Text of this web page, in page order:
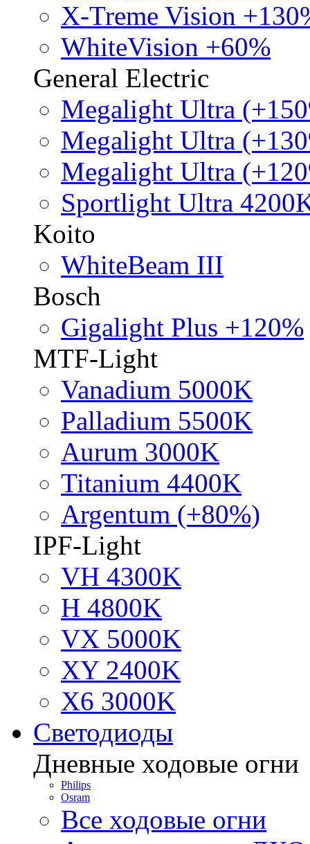
X-Treme Vision
WhiteVision +60%
General Electric
Megalight Ultra
Megalight Ultra
Megalight Ultra
Sportlight Ultra
Koito
WhiteBeam III
Bosch
Gigalight Plus +120%
MTF-Light
Vanadium 5000K
Palladium 5500K
Aurum 3000K
Titanium 4400K
Argentum (+80%)
IPF-Light
VH 4300K
H 4800K
VX 5000K
XY 2400K
X6 3000K
Светодиоды
Дневные ходовые огни
Philips
Osram
Все ходовые огни